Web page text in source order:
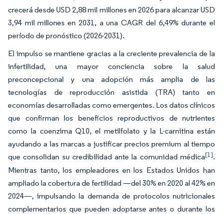
crecerá desde USD 2,88 mil millones en 2026 para alcanzar USD
3,94 mil millones en 2031, a una CAGR del 6,49% durante el
período de pronóstico (2026-2031).
El impulso se mantiene gracias a la creciente prevalencia de la
infertilidad, una mayor conciencia sobre la salud
preconcepcional y una adopción más amplia de las
tecnologías de reproducción asistida (TRA) tanto en
economías desarrolladas como emergentes. Los datos clínicos
que confirman los beneficios reproductivos de nutrientes
como la coenzima Q10, el metilfolato y la L-carnitina están
ayudando a las marcas a justificar precios premium al tiempo
que consolidan su credibilidad ante la comunidad médica[1].
Mientras tanto, los empleadores en los Estados Unidos han
ampliado la cobertura de fertilidad —del 30% en 2020 al 42% en
2024—, impulsando la demanda de protocolos nutricionales
complementarios que pueden adoptarse antes o durante los